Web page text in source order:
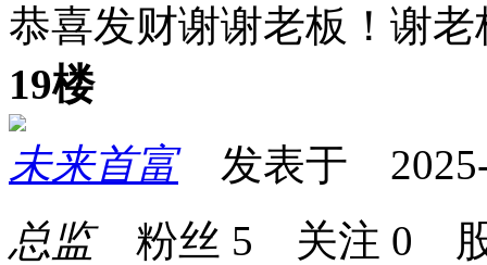
恭喜发财谢谢老板！谢老
19楼
未来首富发表于 2025-
总监粉丝 5 关注 0